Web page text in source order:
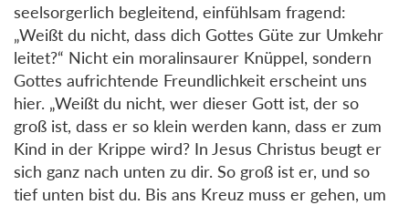
seelsorgerlich begleitend, einfühlsam fragend:
„Weißt du nicht, dass dich Gottes Güte zur Umkehr
leitet?“ Nicht ein moralinsaurer Knüppel, sondern
Gottes aufrichtende Freundlichkeit erscheint uns
hier. „Weißt du nicht, wer dieser Gott ist, der so
groß ist, dass er so klein werden kann, dass er zum
Kind in der Krippe wird? In Jesus Christus beugt er
sich ganz nach unten zu dir. So groß ist er, und so
tief unten bist du. Bis ans Kreuz muss er gehen, um